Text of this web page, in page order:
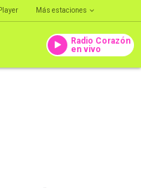
Más estaciones
Radio Corazón
en vivo